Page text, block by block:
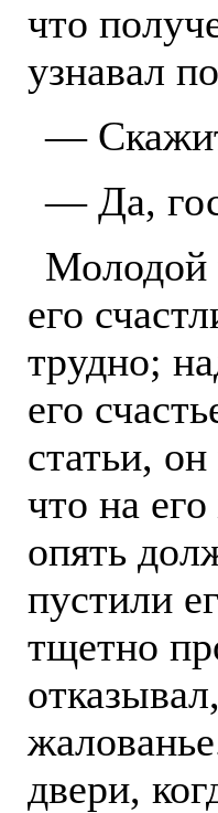
что
узнавал
—
— Да,
Молодой
его
трудно;
его
статьи,
что на
опять
пустили
тщетно
двери,